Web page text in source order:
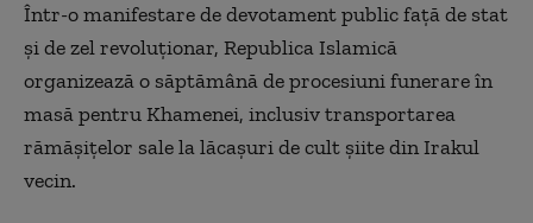
Într-o manifestare de devotament public faţă de stat
şi de zel revoluţionar, Republica Islamică
organizează o săptămână de procesiuni funerare în
masă pentru Khamenei, inclusiv transportarea
rămăşiţelor sale la lăcaşuri de cult şiite din Irakul
vecin.